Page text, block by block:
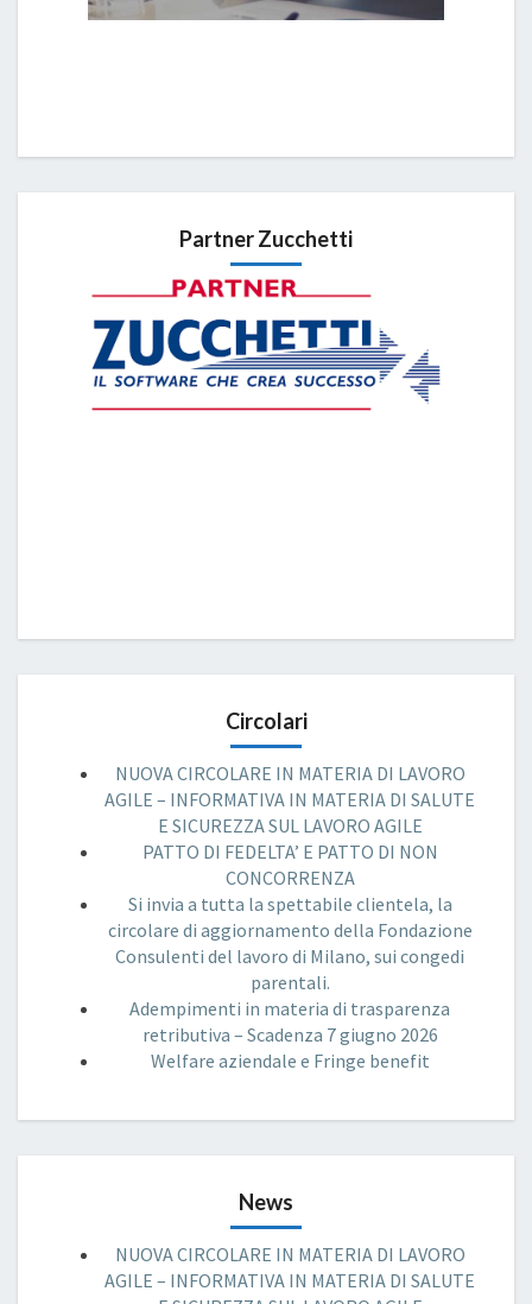
Partner Zucchetti
Circolari
NUOVA CIRCOLARE IN MATERIA DI LAVORO
AGILE – INFORMATIVA IN MATERIA DI SALUTE
E SICUREZZA SUL LAVORO AGILE
PATTO DI FEDELTA’ E PATTO DI NON
CONCORRENZA
Si invia a tutta la spettabile clientela, la
circolare di aggiornamento della Fondazione
Consulenti del lavoro di Milano, sui congedi
parentali.
Adempimenti in materia di trasparenza
retributiva – Scadenza 7 giugno 2026
Welfare aziendale e Fringe benefit
News
NUOVA CIRCOLARE IN MATERIA DI LAVORO
AGILE – INFORMATIVA IN MATERIA DI SALUTE